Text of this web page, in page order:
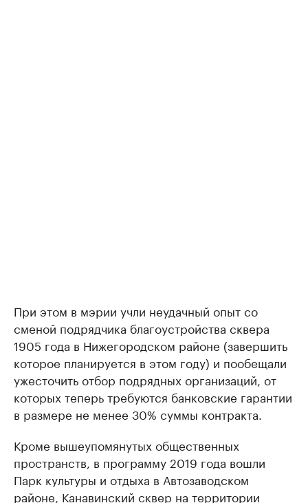
При этом в мэрии учли неудачный опыт со
сменой подрядчика благоустройства сквера
1905 года в Нижегородском районе (завершить
которое планируется в этом году) и пообещали
ужесточить отбор подрядных организаций, от
которых теперь требуются банковские гарантии
в размере не менее 30% суммы контракта.
Кроме вышеупомянутых общественных
пространств, в программу 2019 года вошли
Парк культуры и отдыха в Автозаводском
районе, Канавинский сквер на территории